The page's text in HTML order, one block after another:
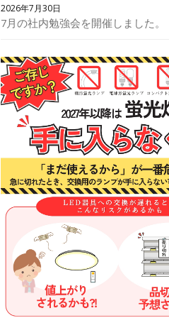
2026年7月30日
7月の社内勉強会を開催しました。